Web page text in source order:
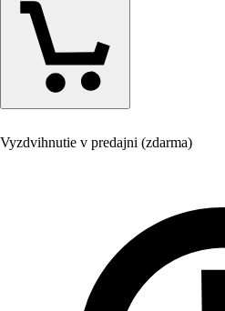
Vyzdvihnutie v predajni (zdarma)